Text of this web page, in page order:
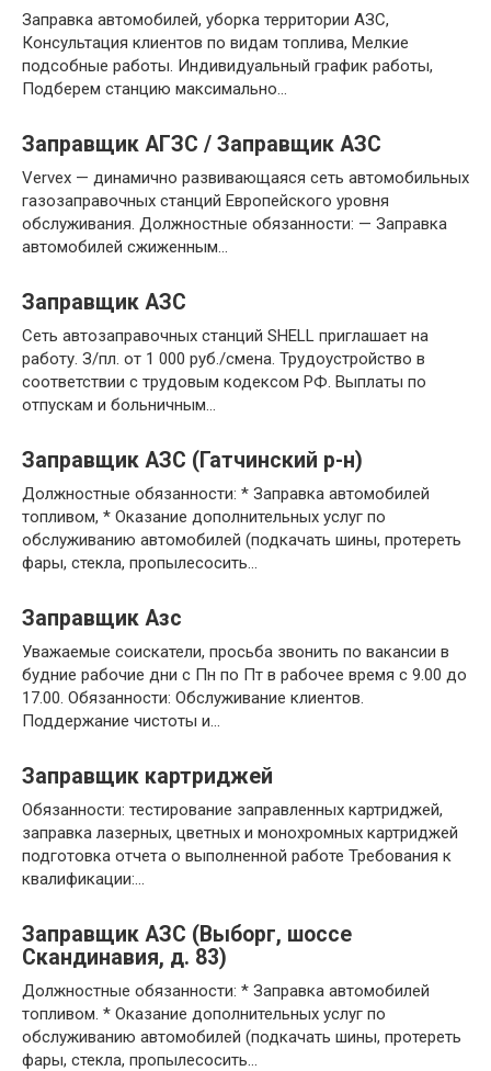
Заправка автомобилей, уборка территории АЗС,
Консультация клиентов по видам топлива, Мелкие
подсобные работы. Индивидуальный график работы,
Подберем станцию максимально…
Заправщик АГЗС / Заправщик АЗС
Vervex — динамично развивающаяся сеть автомобильных
газозаправочных станций Европейского уровня
обслуживания. Должностные обязанности: — Заправка
автомобилей сжиженным…
Заправщик АЗС
Сеть автозаправочных станций SHELL приглашает на
работу. З/пл. от 1 000 руб./смена. Трудоустройство в
соответствии с трудовым кодексом РФ. Выплаты по
отпускам и больничным…
Заправщик АЗС (Гатчинский р-н)
Должностные обязанности: * Заправка автомобилей
топливом, * Оказание дополнительных услуг по
обслуживанию автомобилей (подкачать шины, протереть
фары, стекла, пропылесосить…
Заправщик Азс
Уважаемые соискатели, просьба звонить по вакансии в
будние рабочие дни с Пн по Пт в рабочее время с 9.00 до
17.00. Обязанности: Обслуживание клиентов.
Поддержание чистоты и…
Заправщик картриджей
Обязанности: тестирование заправленных картриджей,
заправка лазерных, цветных и монохромных картриджей
подготовка отчета о выполненной работе Требования к
квалификации:…
Заправщик АЗС (Выборг, шоссе
Скандинавия, д. 83)
Должностные обязанности: * Заправка автомобилей
топливом. * Оказание дополнительных услуг по
обслуживанию автомобилей (подкачать шины, протереть
фары, стекла, пропылесосить…